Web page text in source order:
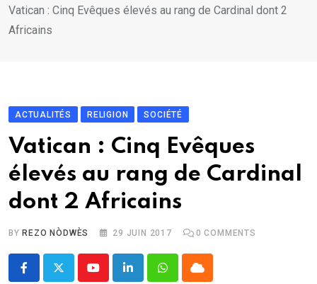
Vatican : Cinq Evêques élevés au rang de Cardinal dont 2
Africains
ACTUALITÉS RELIGION SOCIÉTÉ
Vatican : Cinq Evêques
élevés au rang de Cardinal
dont 2 Africains
BY REZO NÒDWÈS 29 JUIN 2017 0 COMMENTS
YoutubeLinkedInWhatsappCloud